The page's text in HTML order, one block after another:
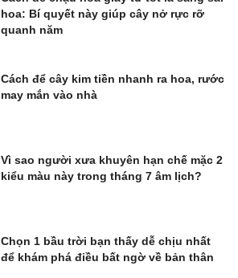
hoa: Bí quyết này giúp cây nở rực rỡ
quanh năm
Cách để cây kim tiền nhanh ra hoa, rước
may mắn vào nhà
Vì sao người xưa khuyên hạn chế mặc 2
kiểu màu này trong tháng 7 âm lịch?
Chọn 1 bầu trời bạn thấy dễ chịu nhất
để khám phá điều bất ngờ về bản thân